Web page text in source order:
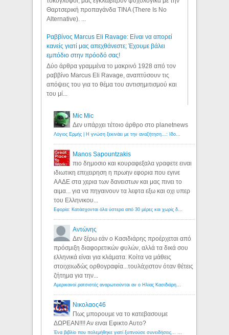
Θαρτσερική προπαγάνδα TINA (There Is No
Alternative). ...
Ραββίνος Marcus Eli Ravage: Είναι να απορεί
κανείς γιατί μας απεχθάνεστε; Έχουμε βάλει
εμπόδιο στην πρόοδό σας!
Δύο άρθρα γραμμένα το μακρινό 1928 από τον
ραββίνο Marcus Eli Ravage, αναπτύσουν τις
απόψεις του για το θέμα του αντισημιτισμού και
του μί...
Mic Mic
Δεν υπάρχει τέτοιο άρθρο στο planetnews
Manos Sapountzakis
πιο δημοσιο και κουραφεξαλα γραφετε ειναι
ιδιωτικη επιχειρηση η πρωην εφορια που εγινε
ΑΑΔΕ στα χερια των δανειστων και μας πινει το
αιμα... για να πηγαινουν τα λεφτα εξω και οχι υπερ
του Ελληνικου...
Αντώνης
Δεν ξέρω εάν ο Κασιδιάρης προέρχεται από
πρόσμιξη διαφορετικών φυλών, αλλά τα δικά σου
ελληνικά είναι για κλάματα. Κοίτα να μάθεις
στοιχειωδώς ορθογραφία...τουλάχιστον όταν θέτεις
ζήτημα για την...
Νικολαος46
Πως μπορουμε να το κατεβασουμε
ΔΩΡΕΑΝ!!!! Αν ειναι Εφικτο Αυτο?